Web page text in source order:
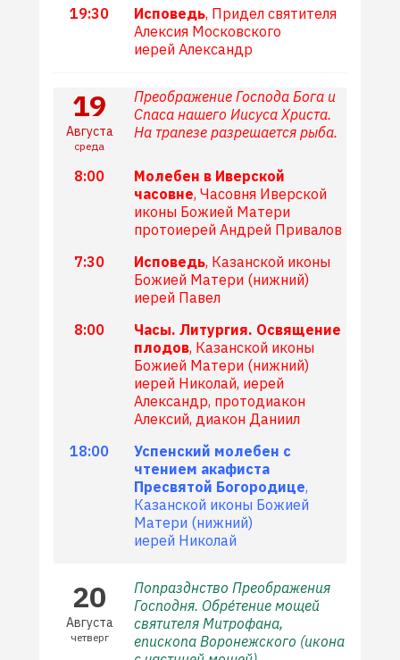
19:30
Исповедь, Придел святителя
Алексия Московского
иерей Александр
19
Августа
среда
Преображение Господа Бога и
Спаса нашего Иисуса Христа.
На трапезе разрешается рыба.
8:00
Молебен в Иверской
часовне, Часовня Иверской
иконы Божией Матери
протоиерей Андрей Привалов
7:30
Исповедь, Казанской иконы
Божией Матери (нижний)
иерей Павел
8:00
Часы. Литургия. Освящение
плодов, Казанской иконы
Божией Матери (нижний)
иерей Николай, иерей
Александр, протодиакон
Алексий, диакон Даниил
18:00
Успенский молебен с
чтением акафиста
Пресвятой Богородице,
Казанской иконы Божией
Матери (нижний)
иерей Николай
20
Августа
четверг
Попразднство Преображения
Господня. Обре́тение мощей
святителя Митрофана,
епископа Воронежского (икона